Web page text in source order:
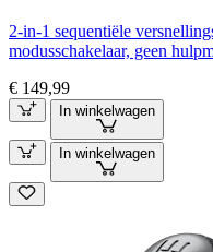
2-in-1 sequentiële
modusschakelaar, geen
€ 149,99
In winkelwagen
In winkelwagen